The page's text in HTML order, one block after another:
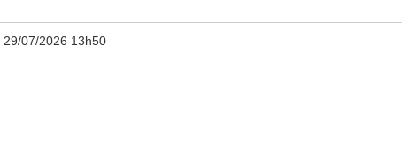
29/07/2026 13h50